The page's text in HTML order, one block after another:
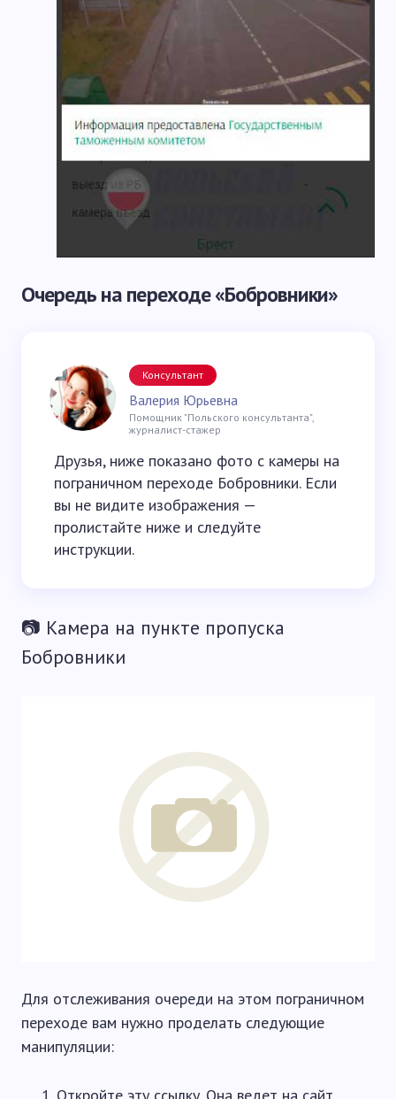
Очередь на переходе «Бобровники»
Консультант
Валерия Юрьевна
Помощник "Польского консультанта",
журналист-стажер
Друзья, ниже показано фото с камеры на
пограничном переходе Бобровники. Если
вы не видите изображения —
пролистайте ниже и следуйте
инструкции.
📷 Камера на пункте пропуска
Бобровники
Для отслеживания очереди на этом пограничном
переходе вам нужно проделать следующие
манипуляции: